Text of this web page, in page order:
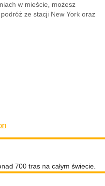
w mieście, możesz
ze stacji New York oraz
700 tras na całym świecie.